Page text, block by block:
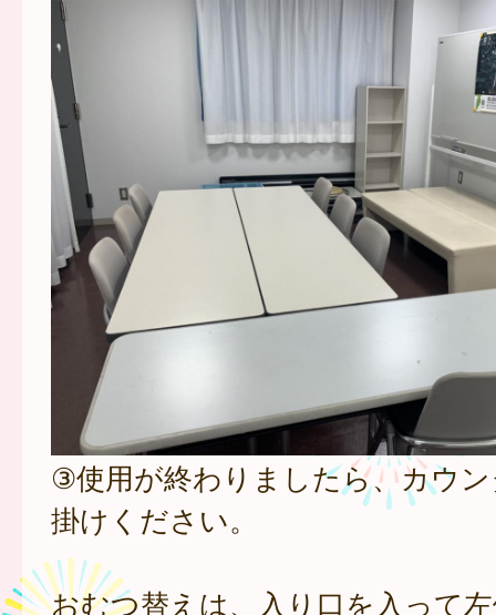
③使用が終わりましたら、カウ
掛けください。
おむつ替えは、入り口を入って